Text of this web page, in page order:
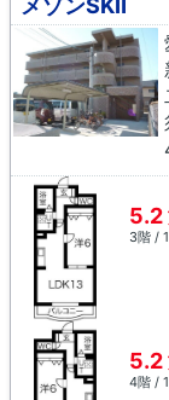
メゾンSKⅡ
5.2
3階 /
5.2
4階 /